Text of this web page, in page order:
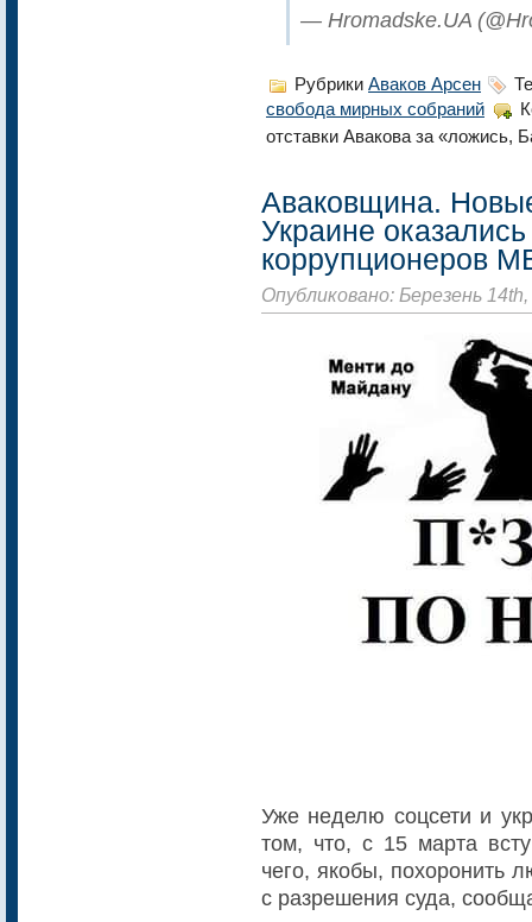
— Hromadske.UA
Рубрики Аваков Арсен
свобода мирных собраний
отставки Авакова за «ложись,
Аваковщина.
Украине
коррупционеров
Опубликовано: Березень
Уже неделю соцсети и
том, что, с 15 марта
чего, якобы, похоронить
с разрешения суда,